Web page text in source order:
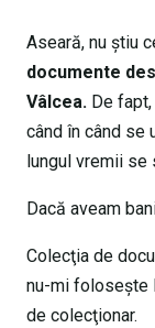
Aseară, nu ştiu
documente
Vâlcea. De
când în când se
lungul vremii se
Dacă aveam
Colecţia de
nu-mi foloseşte
de colecţionar.